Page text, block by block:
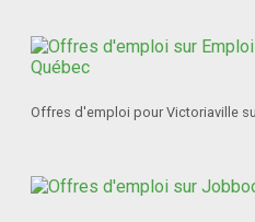
Offres d'emploi pour Victoriaville